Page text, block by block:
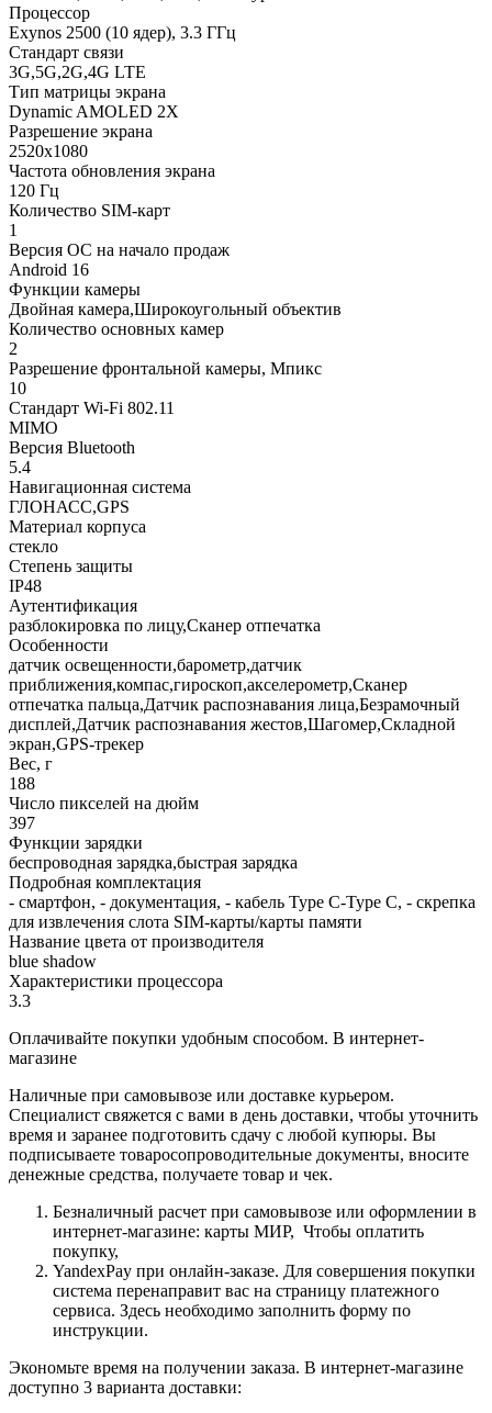
Процессор
Exynos 2500 (10 ядер), 3.3 ГГц
Стандарт связи
3G,5G,2G,4G LTE
Тип матрицы экрана
Dynamic AMOLED 2X
Разрешение экрана
2520x1080
Частота обновления экрана
120 Гц
Количество SIM-карт
1
Версия ОС на начало продаж
Android 16
Функции камеры
Двойная камера,Широкоугольный объектив
Количество основных камер
2
Разрешение фронтальной камеры, Мпикс
10
Стандарт Wi-Fi 802.11
MIMO
Версия Bluetooth
5.4
Навигационная система
ГЛОНАСС,GPS
Материал корпуса
стекло
Степень защиты
IP48
Аутентификация
разблокировка по лицу,Сканер отпечатка
Особенности
датчик освещенности,барометр,датчик
приближения,компас,гироскоп,акселерометр,Сканер
отпечатка пальца,Датчик распознавания лица,Безрамочный
дисплей,Датчик распознавания жестов,Шагомер,Складной
экран,GPS-трекер
Вес, г
188
Число пикселей на дюйм
397
Функции зарядки
беспроводная зарядка,быстрая зарядка
Подробная комплектация
- смартфон, - документация, - кабель Type C-Type C, - скрепка
для извлечения слота SIM-карты/карты памяти
Название цвета от производителя
blue shadow
Характеристики процессора
3.3
Оплачивайте покупки удобным способом. В интернет-
магазине
Наличные при самовывозе или доставке курьером.
Специалист свяжется с вами в день доставки, чтобы уточнить
время и заранее подготовить сдачу с любой купюры. Вы
подписываете товаросопроводительные документы, вносите
денежные средства, получаете товар и чек.
Безналичный расчет при самовывозе или оформлении в
интернет-магазине: карты МИР, Чтобы оплатить
покупку,
YandexPay при онлайн-заказе. Для совершения покупки
система перенаправит вас на страницу платежного
сервиса. Здесь необходимо заполнить форму по
инструкции.
Экономьте время на получении заказа. В интернет-магазине
доступно 3 варианта доставки: